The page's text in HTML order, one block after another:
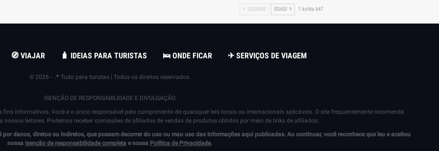
EELMINE EDASI 1 kohta 647
🧭 VIAJAR 🧳 IDEIAS PARA TURISTAS 🛌 ONDE FICAR ✈ SERVIÇOS DE VIAGEM
© 2026 - 📍 Tudo para turistas | Todos os direitos reservados.
ISENÇÃO DE RESPONSABILIDADE E DIVULGAÇÃO
fins informativos. Você é o único responsável pelo cumprimento de quaisquer leis locais ou internacionais aplicáveis. O site frequentemente recomenda
nossos leitores. Podemos receber comissões de afiliados de vendas de produtos obtidos por meio de links de afiliados.
danos, diretos ou indiretos, que possam decorrer do uso ou mau uso das informações aqui publicadas. Ao continuar, você reconhece que leu e aceitou
nossa isenção de responsabilidade completa e nossa Política de Privacidade.